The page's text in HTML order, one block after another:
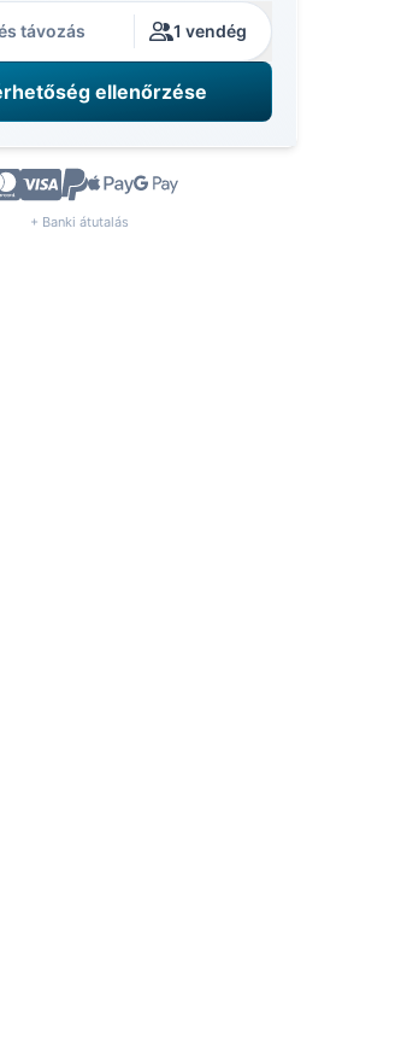
távozás 1 vendég
ellenőrzése
+ Banki átutalás